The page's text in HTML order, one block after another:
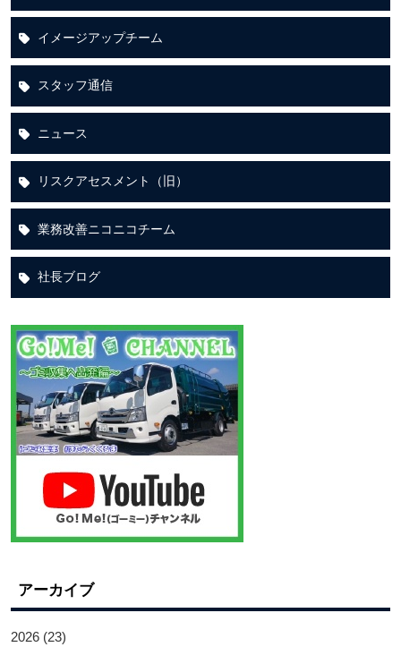
イメージアップチーム
スタッフ通信
ニュース
リスクアセスメント（旧）
業務改善ニコニコチーム
社長ブログ
アーカイブ
2026 (23)